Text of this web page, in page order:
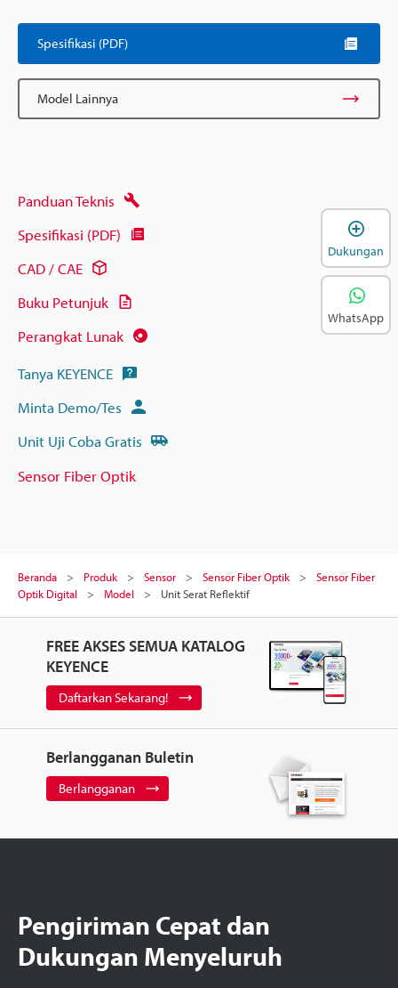
Spesifikasi (PDF)
Model Lainnya
Panduan Teknis
Spesifikasi (PDF)
CAD / CAE
Buku Petunjuk
Perangkat Lunak
Tanya KEYENCE
Minta Demo/Tes
Unit Uji Coba Gratis
Sensor Fiber Optik
Beranda Produk Sensor Sensor Fiber Optik
Sensor Fiber
Optik Digital
Model Unit Serat Reflektif
FREE AKSES SEMUA KATALOG
KEYENCE
Daftarkan Sekarang!
Berlangganan Buletin
Berlangganan
Pengiriman Cepat dan
Dukungan Menyeluruh
Dukungan
WhatsApp